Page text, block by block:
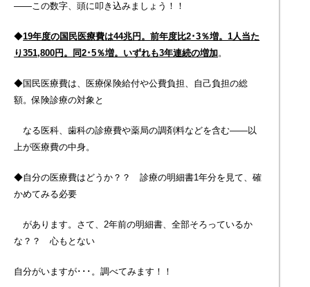
――この数字、頭に叩き込みましょう！！
◆19年度の国民医療費は44兆円。前年度比2･3％増。1人当た
り351,800円。同2･5％増。いずれも3年連続の増加。
◆国民医療費は、医療保険給付や公費負担、自己負担の総
額。保険診療の対象と
なる医科、歯科の診療費や薬局の調剤料などを含む――以
上が医療費の中身。
◆自分の医療費はどうか？？ 診療の明細書1年分を見て、確
かめてみる必要
があります。さて、2年前の明細書、全部そろっているか
な？？ 心もとない
自分がいますが･･･。調べてみます！！